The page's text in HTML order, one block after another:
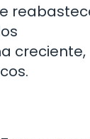
creciente,